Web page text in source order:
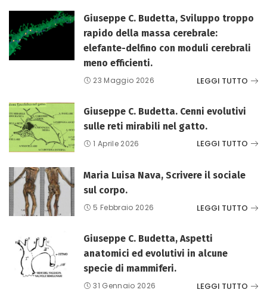
Giuseppe C. Budetta, Sviluppo troppo
rapido della massa cerebrale:
elefante-delfino con moduli cerebrali
meno efficienti.
23 Maggio 2026 LEGGI TUTTO
Giuseppe C. Budetta. Cenni evolutivi
sulle reti mirabili nel gatto.
1 Aprile 2026 LEGGI TUTTO
Maria Luisa Nava, Scrivere il sociale
sul corpo.
5 Febbraio 2026 LEGGI TUTTO
Giuseppe C. Budetta, Aspetti
anatomici ed evolutivi in alcune
specie di mammiferi.
31 Gennaio 2026 LEGGI TUTTO